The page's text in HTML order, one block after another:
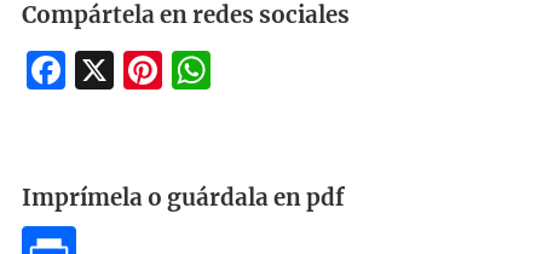
Compártela en redes sociales
Facebook
X Pinterest
WhatsApp
Imprímela o guárdala en pdf